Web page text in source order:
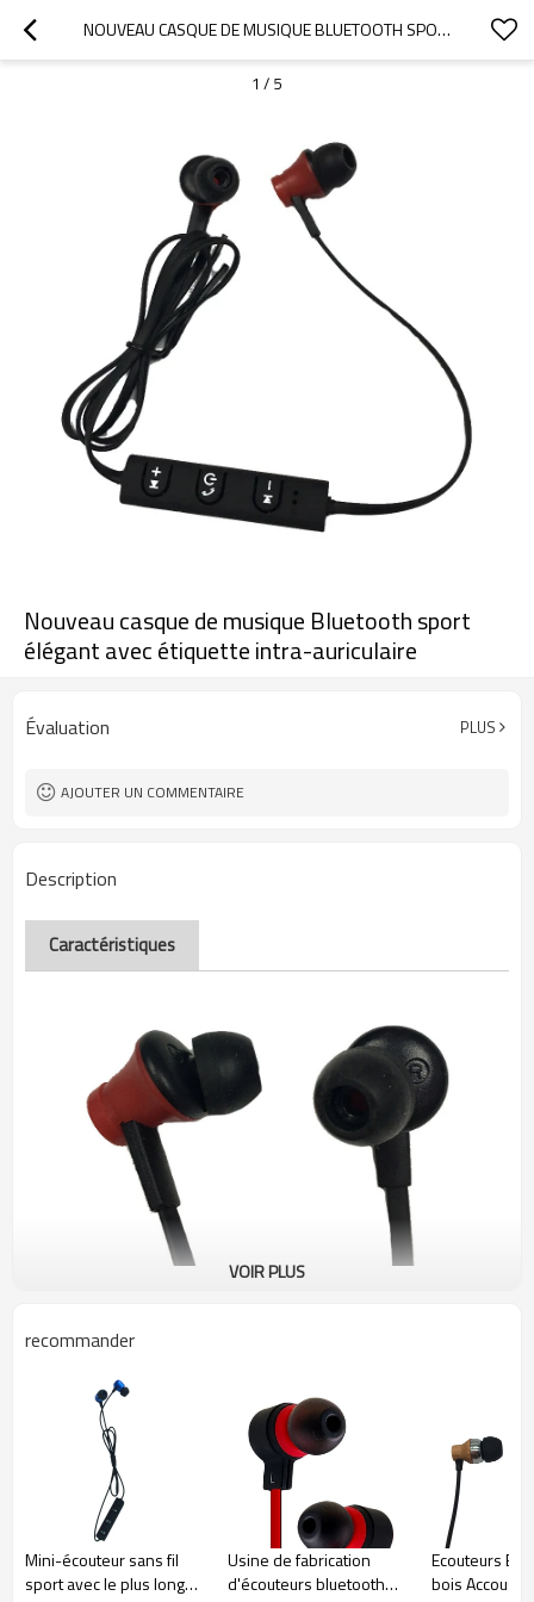
NOUVEAU CASQUE DE MUSIQUE BLUETOOTH SPORT ÉLÉGANT AVEC ÉTIQUETTE INTRA-AURICULAIRE
1 / 5
Nouveau casque de musique Bluetooth sport
élégant avec étiquette intra-auriculaire
Évaluation PLUS
AJOUTER UN COMMENTAIRE
Description
Caractéristiques
• La suppression du bruit dans les super basses et le son stéréo HI-FI
vous transporte dans un monde musical.
• Le contrôle du volume et les microphones sont une option.
VOIR PLUS
recommander
Mini-écouteur sans fil
sport avec le plus long
Usine de fabrication
d'écouteurs bluetooth
Ecouteurs
bois